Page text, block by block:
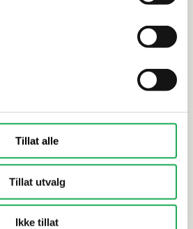
Tillat alle
Tillat utvalg
Ikke tillat
Hexa
WOW